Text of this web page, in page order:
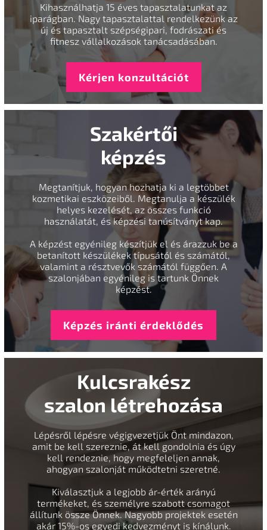
Kihasználhatja 15 éves tapasztalatunkat az
iparágban. Nagy tapasztalattal rendelkezünk az
új és tapasztalt szépségipari, fodrászati és
fitnesz vállalkozások tanácsadásában.
Kérjen konzultációt
Szakértői
képzés
Megtanítjuk, hogyan hozhatja ki a legtöbbet
kozmetikai eszközeiből. Megtanulja a készülék
helyes kezelését, az összes funkció
használatát, és képzési tanúsítványt kap.
A képzést egyénileg készítjük el és árazzuk be a
betanított készülékek típusától és számától,
valamint a résztvevők számától függően. A
szalonjában egyénileg is tartunk Önnek
képzést.
Képzés iránti érdeklődés
Kulcsrakész
szalon létrehozása
Lépésről lépésre végigvezetjük Önt mindazon,
amit be kell szereznie, át kell gondolnia és úgy
kell rendeznie, hogy megfeleljen annak,
ahogyan szalonját működtetni szeretné.
Kiválasztjuk a legjobb ár-érték arányú
termékeket, és személyre szabott csomagot
állítunk össze Önnek. Nagyobb projektek esetén
akár 15%-os egyedi kedvezményt is kínálunk.